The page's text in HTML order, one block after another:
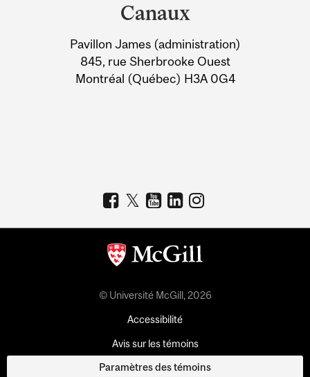
Information
Canaux
Pavillon James (administration)
845, rue Sherbrooke Ouest
Montréal (Québec) H3A 0G4
© Université McGill, 2026
Accessibilité
Avis sur les témoins
Paramètres des témoins